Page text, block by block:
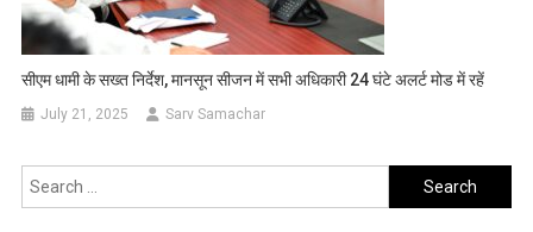
सीएम धामी के सख्त निर्देश, मानसून सीजन में सभी अधिकारी 24 घंटे अलर्ट मोड में रहें
July 21, 2025 Sarv Samachar
Search
for: